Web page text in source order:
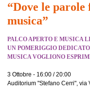
“Dove le
musica”
PALCO APERTO E MUSICA
UN POMERIGGIO
MUSICA VOGLIONO
3 Ottobre - 16:00 / 20:00
Auditorium "Stefano Cerri", via